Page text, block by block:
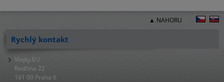
▲ NAHORU
Rychlý kontakt
Vlajky.EU
Radčina 22
161 00 Praha 6